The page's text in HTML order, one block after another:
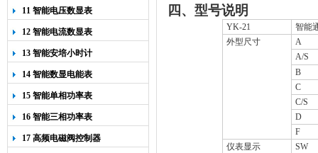
11 智能电压数显表
12 智能电流数显表
13 智能安培小时计
14 智能数显电能表
15 智能单相功率表
16 智能三相功率表
17 高频电磁阀控制器
四、型号说明
YK-21
智能
外型尺寸
A
A/S
B
C
C/S
D
F
仪表显示
SW